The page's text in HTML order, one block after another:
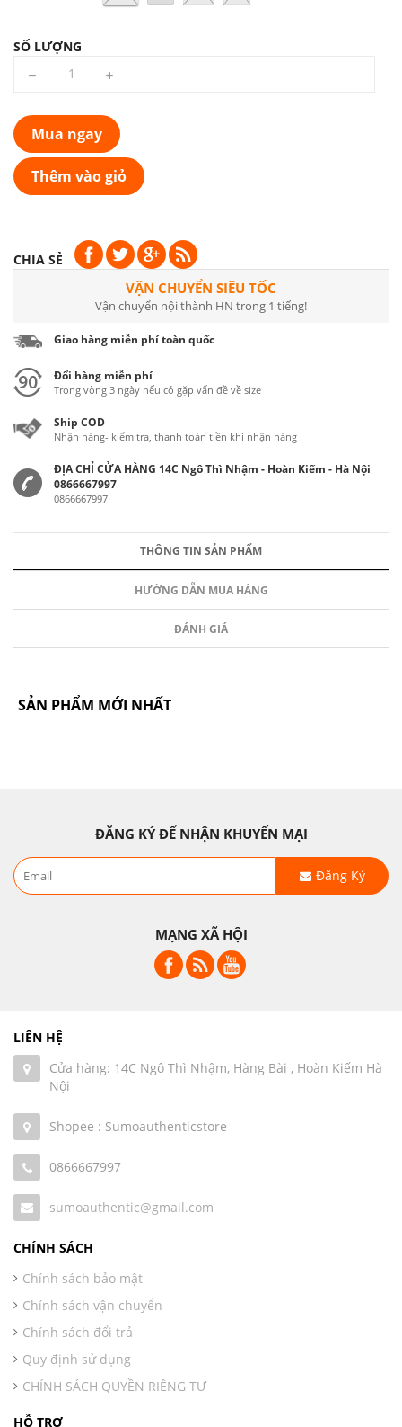
SỐ LƯỢNG
Mua ngay
Thêm vào giỏ
CHIA SẺ
VẬN CHUYỂN SIÊU TỐC
Vận chuyển nội thành HN trong 1 tiếng!
Giao hàng miễn phí toàn quốc
Đổi hàng miễn phí
Trong vòng 3 ngày nếu có gặp vấn đề về size
Ship COD
Nhận hàng- kiểm tra, thanh toán tiền khi nhận hàng
ĐỊA CHỈ CỬA HÀNG 14C Ngô Thì Nhậm - Hoàn Kiếm - Hà Nội
0866667997
0866667997
THÔNG TIN SẢN PHẨM
HƯỚNG DẪN MUA HÀNG
ĐÁNH GIÁ
SẢN PHẨM MỚI NHẤT
ĐĂNG KÝ ĐỂ NHẬN KHUYẾN MẠI
Đăng Ký
MẠNG XÃ HỘI
LIÊN HỆ
Cửa hàng: 14C Ngô Thì Nhậm, Hàng Bài , Hoàn Kiếm Hà
Nội
Shopee : Sumoauthenticstore
0866667997
sumoauthentic@gmail.com
CHÍNH SÁCH
Chính sách bảo mật
Chính sách vận chuyển
Chính sách đổi trả
Quy định sử dụng
CHÍNH SÁCH QUYỀN RIÊNG TƯ
HỖ TRỢ